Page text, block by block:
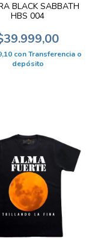
BLACK SABBATH
HBS 004
con Transferencia o
depósito